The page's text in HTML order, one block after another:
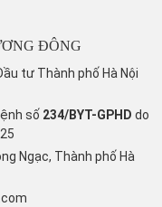
ĐÔNG
tư Thành phố Hà Nội
số 234/BYT-GPHD do
Ngạc, Thành phố Hà